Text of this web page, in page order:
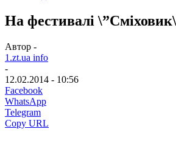
На фестивалі
Автор -
1.zt.ua info
-
12.02.2014 - 10:56
Facebook
WhatsApp
Telegram
Copy URL